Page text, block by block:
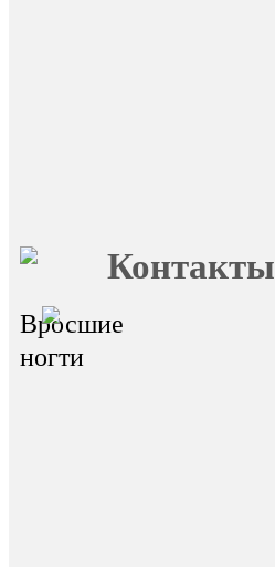
Вросшие
ногти
Контакты
главный офис - г.Иркутск,
ул.Байкальская 236в/1, оф.1
Горячая линия